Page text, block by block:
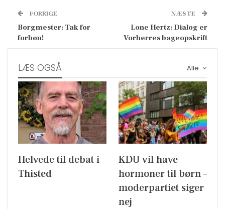
FORRIGE
Borgmester: Tak for
forbøn!
NÆSTE
Lone Hertz: Dialog er
Vorherres bageopskrift
Alle
LÆS OGSÅ
Helvede til debat i
Thisted
KDU vil have
hormoner til børn –
moderpartiet siger
nej